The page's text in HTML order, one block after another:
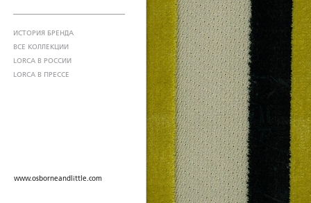
ИСТОРИЯ БРЕНДА
ВСЕ КОЛЛЕКЦИИ
LORCA В РОССИИ
LORCA В ПРЕССЕ
www.osborneandlittle.com